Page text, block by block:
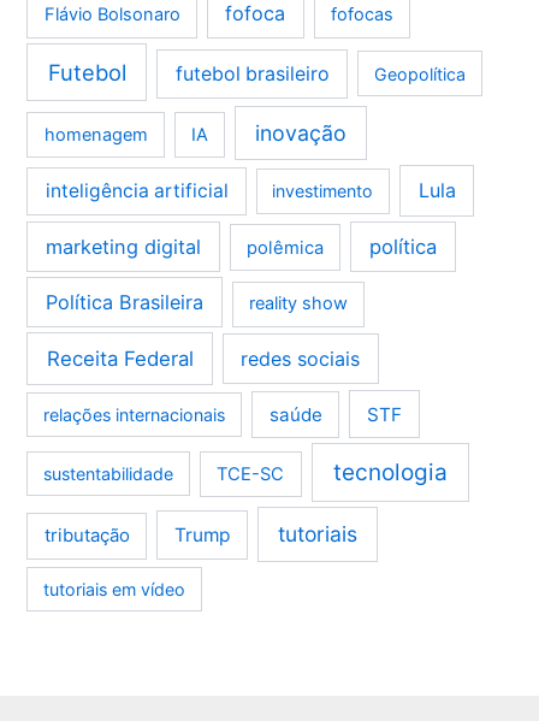
Flávio Bolsonaro fofoca fofocas
Futebol futebol brasileiro Geopolítica
homenagem IA inovação
inteligência artificial investimento Lula
marketing digital polêmica política
Política Brasileira reality show
Receita Federal redes sociais
relações internacionais saúde STF
sustentabilidade TCE-SC tecnologia
tributação Trump tutoriais
tutoriais em vídeo